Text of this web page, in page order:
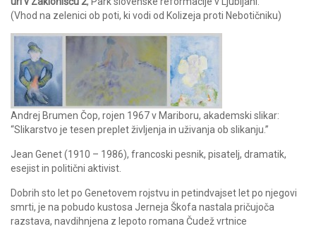
(Vhod na zelenici ob poti, ki vodi od Kolizeja proti Nebotičniku)
Andrej Brumen Čop, rojen 1967 v Mariboru, akademski slikar:
“Slikarstvo je tesen preplet življenja in uživanja ob slikanju.”
Jean Genet (1910 – 1986), francoski pesnik, pisatelj, dramatik,
esejist in politični aktivist.
Dobrih sto let po Genetovem rojstvu in petindvajset let po njegovi
smrti, je na pobudo kustosa Jerneja Škofa nastala pričujoča
razstava, navdihnjena z lepoto romana Čudež vrtnice